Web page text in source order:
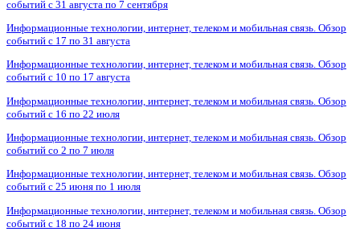
событий с 31 августа по 7 сентября
Информационные технологии, интернет, телеком и мобильная связь. Обзор
событий с 17 по 31 августа
Информационные технологии, интернет, телеком и мобильная связь. Обзор
событий с 10 по 17 августа
Информационные технологии, интернет, телеком и мобильная связь. Обзор
событий с 16 по 22 июля
Информационные технологии, интернет, телеком и мобильная связь. Обзор
событий со 2 по 7 июля
Информационные технологии, интернет, телеком и мобильная связь. Обзор
событий с 25 июня по 1 июля
Информационные технологии, интернет, телеком и мобильная связь. Обзор
событий с 18 по 24 июня